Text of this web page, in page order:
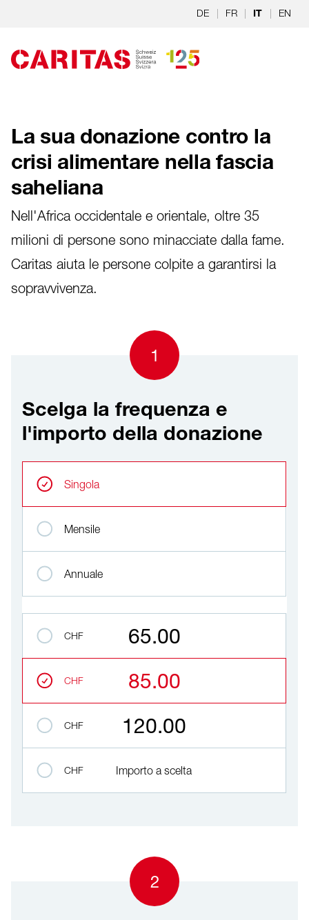
Skip to content
DE | FR | IT | EN
La sua donazione contro la
crisi alimentare nella fascia
saheliana
Nell'Africa occidentale e orientale, oltre 35
milioni di persone sono minacciate dalla fame.
Caritas aiuta le persone colpite a garantirsi la
sopravvivenza.
1
Scelga la frequenza e
l'importo della donazione
Singola
Mensile
Annuale
CHF 65.00
CHF 85.00
CHF 120.00
CHF Importo a scelta
2